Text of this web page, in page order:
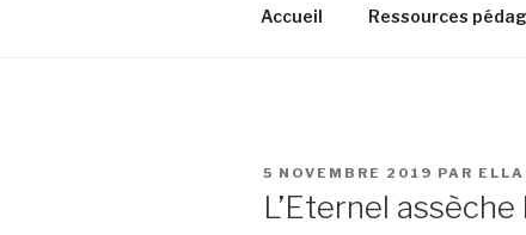
Accueil Ressources
PUBLIÉ
5 NOVEMBRE 2019 PAR ELLA
L’Eternel